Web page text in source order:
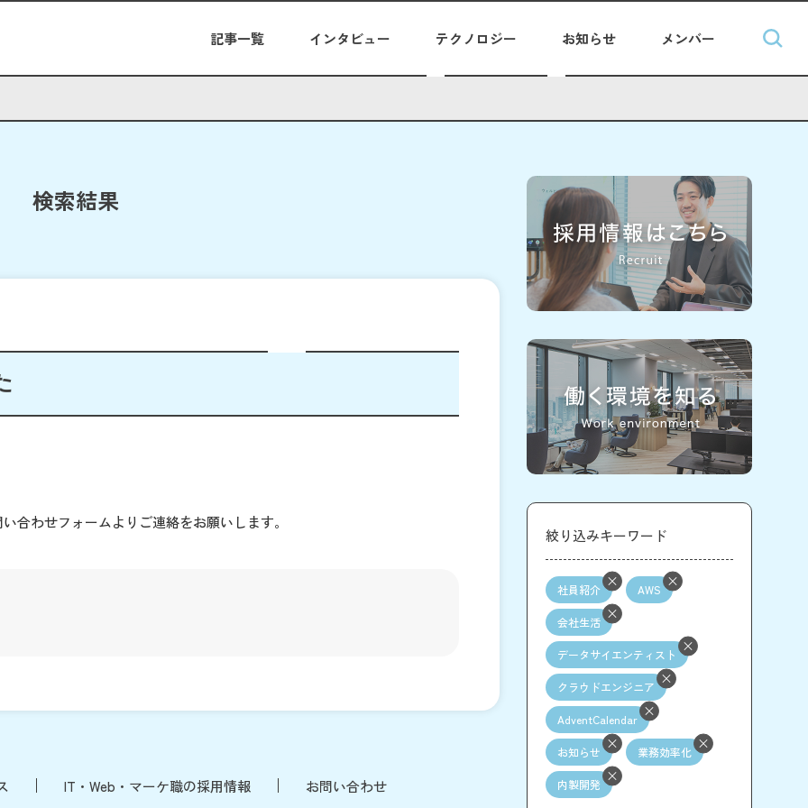
記事一覧 インタビュー テクノロジー お知らせ メンバー
検索結果
合わせフォームよりご連絡をお願いします。
IT・Web・マーケ職の採用情報 お問い合わせ
絞り込みキーワード
社員紹介 AWS
会社生活
データサイエンティスト
クラウドエンジニア
AdventCalendar
お知らせ 業務効率化
内製開発